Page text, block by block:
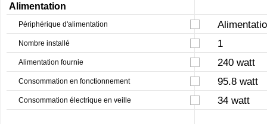
Alimentation
Périphérique d'alimentation
Nombre installé 1
Alimentation fournie 240 watt
Consommation en fonctionnement 95.8 watt
Consommation électrique en veille 34 watt